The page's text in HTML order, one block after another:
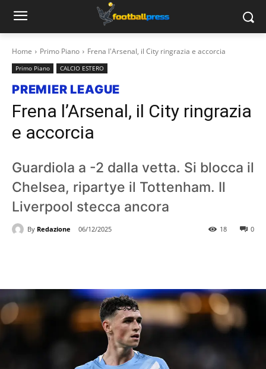
Home Primo Piano Frena l'Arsenal, il City ringrazia e accorcia
Primo Piano CALCIO ESTERO
PREMIER LEAGUE
Frena l’Arsenal, il City ringrazia
e accorcia
Guardiola a -2 dalla vetta. Si blocca il
Chelsea, ripartye il Tottenham. Il
Liverpool stecca ancora
By Redazione 06/12/2025 0
18